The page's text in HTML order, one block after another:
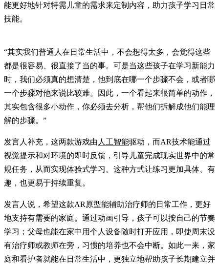
能更好地针对特需儿童的需求来定制内容，助力孩子学习日常
技能。
“其实我们普通人在日常生活中，不会想得太多，会觉得这些
都是很容易、很直接了当的事。可是当这些孩子在学习新能力
时，我们必须真的想清楚，他到底在哪一个步骤不会，或者哪
一个步骤对他来说比较难。因此，一个看起来很简单的动作，
其实包含很多小动作，你必须去分析，帮他们拆解成他们能理
解的步骤。”
发言人补充，这两款游戏由 人工智能驱动，而AR技术能通过
视觉提示和对环境的即时反馈，引导儿童完成现实世界中的常
规任务，从而实现体验式学习。这种方式让练习更加具体、有
趣，也更易于持续重复。
发言人说，希望这款AR原型能辅助治疗师的日常工作，更好
地支持有需要的家庭。通过动画引导，孩子可以按自己的节奏
学习；父母也能在家中用个人设备随时打开应用，即使周末没
有治疗师或教师在旁，习惯的培养也不会中断。如此一来，家
庭和看护者就能在日常生活中，更独立地帮助孩子长期建立并